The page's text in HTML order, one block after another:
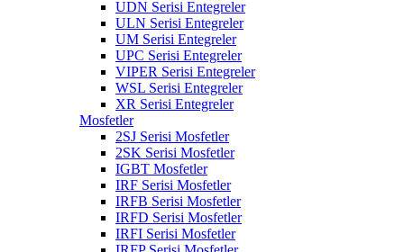
UDN Serisi Entegreler
ULN Serisi Entegreler
UM Serisi Entegreler
UPC Serisi Entegreler
VIPER Serisi Entegreler
WSL Serisi Entegreler
XR Serisi Entegreler
Mosfetler
2SJ Serisi Mosfetler
2SK Serisi Mosfetler
IGBT Mosfetler
IRF Serisi Mosfetler
IRFB Serisi Mosfetler
IRFD Serisi Mosfetler
IRFI Serisi Mosfetler